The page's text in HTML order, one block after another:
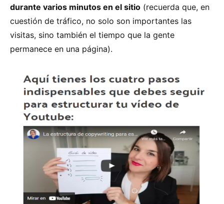
durante varios minutos en el sitio (recuerda que, en
cuestión de tráfico, no solo son importantes las
visitas, sino también el tiempo que la gente
permanece en una página).